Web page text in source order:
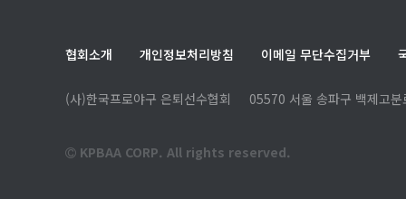
협회소개 개인정보처리방침 이메일 무단수집거부
(사)한국프로야구 은퇴선수협회 05570 서울 송파구 백제고
KPBAA CORP. All rights reserved.